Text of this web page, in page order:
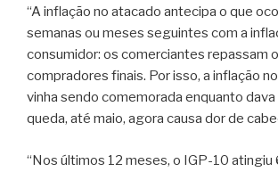
“A inflação no atacado antecipa o que
semanas ou meses seguintes com a
consumidor: os comerciantes repassam
compradores finais. Por isso, a inflação
vinha sendo comemorada enquanto dava
queda, até maio, agora causa dor de
“Nos últimos 12 meses, o IGP-10 atingiu